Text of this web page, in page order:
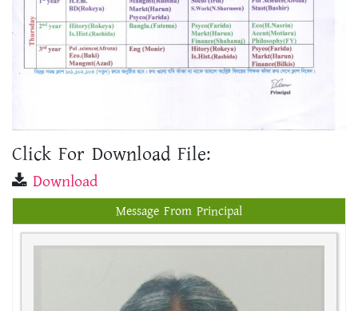
Click For Download File:
Download
Message From Principal